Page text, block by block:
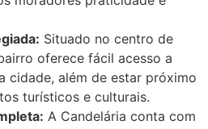
Situado no centro de
oferece fácil acesso a
cidade, além de estar próximo
turísticos e culturais.
A Candelária conta com